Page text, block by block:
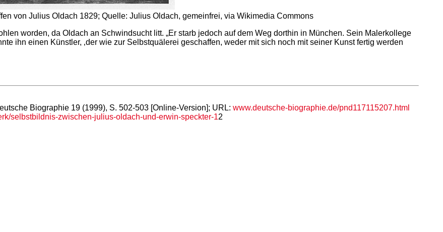
von Julius Oldach 1829; Quelle: Julius Oldach, gemeinfrei, via Wikimedia Commons
worden, da Oldach an Schwindsucht litt. „Er starb jedoch auf dem Weg dorthin in München. Sein Malerkollege
ihn einen Künstler, ‚der wie zur Selbstquälerei geschaffen, weder mit sich noch mit seiner Kunst fertig werden
Biographie 19 (1999), S. 502-503 [Online-Version]; URL: www.deutsche-biographie.de/pnd117115207.html
selbstbildnis-zwischen-julius-oldach-und-erwin-speckter-12